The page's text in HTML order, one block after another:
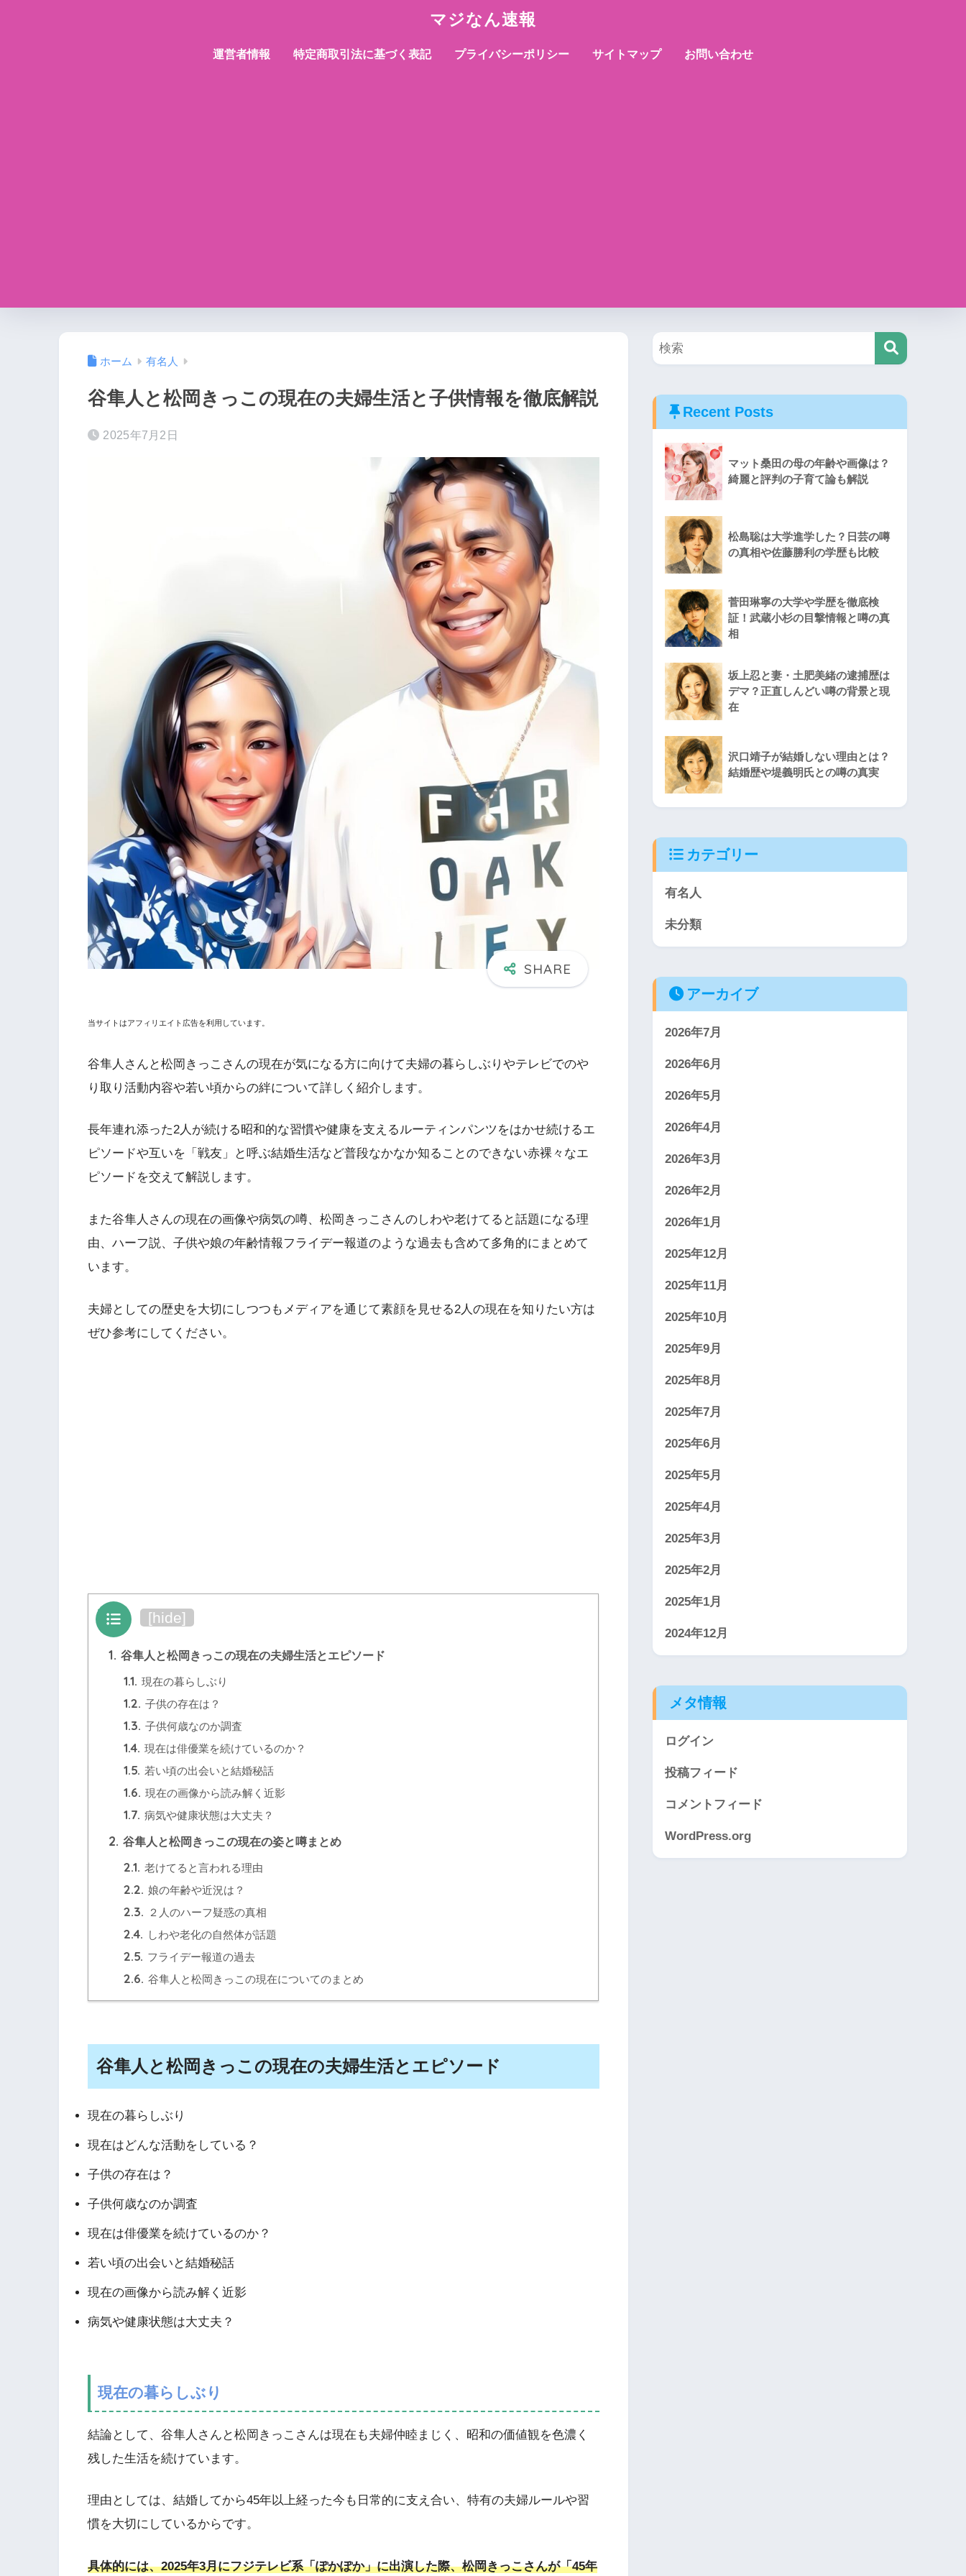
マジなん速報
運営者情報 特定商取引法に基づく表記 プライバシーポリシー サイトマップ お問い合わせ
ホーム 有名人
谷隼人と松岡きっこの現在の夫婦生活と子供情報を徹底解説
2025年7月2日
当サイトはアフィリエイト広告を利用しています。
谷隼人さんと松岡きっこさんの現在が気になる方に向けて夫婦の暮らしぶりやテレビでのや
り取り活動内容や若い頃からの絆について詳しく紹介します。
長年連れ添った2人が続ける昭和的な習慣や健康を支えるルーティンパンツをはかせ続けるエ
ピソードや互いを「戦友」と呼ぶ結婚生活など普段なかなか知ることのできない赤裸々なエ
ピソードを交えて解説します。
また谷隼人さんの現在の画像や病気の噂、松岡きっこさんのしわや老けてると話題になる理
由、ハーフ説、子供や娘の年齢情報フライデー報道のような過去も含めて多角的にまとめて
います。
夫婦としての歴史を大切にしつつもメディアを通じて素顔を見せる2人の現在を知りたい方は
ぜひ参考にしてください。
目次 [hide]
1. 谷隼人と松岡きっこの現在の夫婦生活とエピソード
1.1. 現在の暮らしぶり
1.2. 子供の存在は？
1.3. 子供何歳なのか調査
1.4. 現在は俳優業を続けているのか？
1.5. 若い頃の出会いと結婚秘話
1.6. 現在の画像から読み解く近影
1.7. 病気や健康状態は大丈夫？
2. 谷隼人と松岡きっこの現在の姿と噂まとめ
2.1. 老けてると言われる理由
2.2. 娘の年齢や近況は？
2.3. ２人のハーフ疑惑の真相
2.4. しわや老化の自然体が話題
2.5. フライデー報道の過去
2.6. 谷隼人と松岡きっこの現在についてのまとめ
谷隼人と松岡きっこの現在の夫婦生活とエピソード
現在の暮らしぶり
現在はどんな活動をしている？
子供の存在は？
子供何歳なのか調査
現在は俳優業を続けているのか？
若い頃の出会いと結婚秘話
現在の画像から読み解く近影
病気や健康状態は大丈夫？
現在の暮らしぶり
結論として、谷隼人さんと松岡きっこさんは現在も夫婦仲睦まじく、昭和の価値観を色濃く
残した生活を続けています。
理由としては、結婚してから45年以上経った今も日常的に支え合い、特有の夫婦ルールや習
慣を大切にしているからです。
具体的には、2025年3月にフジテレビ系「ぽかぽか」に出演した際、松岡きっこさんが「45年
Recent Posts
マット桑田の母の年齢や画像は？
綺麗と評判の子育て論も解説
松島聡は大学進学した？日芸の噂
の真相や佐藤勝利の学歴も比較
菅田琳寧の大学や学歴を徹底検
証！武蔵小杉の目撃情報と噂の真
相
坂上忍と妻・土肥美緒の逮捕歴は
デマ？正直しんどい噂の背景と現
在
沢口靖子が結婚しない理由とは？
結婚歴や堤義明氏との噂の真実
カテゴリー
有名人
未分類
アーカイブ
2026年7月
2026年6月
2026年5月
2026年4月
2026年3月
2026年2月
2026年1月
2025年12月
2025年11月
2025年10月
2025年9月
2025年8月
2025年7月
2025年6月
2025年5月
2025年4月
2025年3月
2025年2月
2025年1月
2024年12月
メタ情報
ログイン
投稿フィード
コメントフィード
WordPress.org